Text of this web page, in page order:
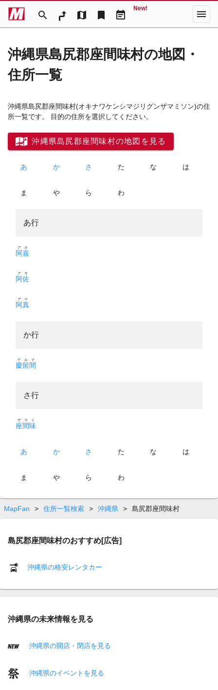
search map bookmark event_note
New! menu
沖縄県島尻郡座間味村の地図・
住所一覧
沖縄県島尻郡座間味村(オキナワケンシマジリグンザマミソン)の住
所一覧です。 目的の住所を選択してください。
沖縄県島尻郡座間味村の地図を見る
あ か さ た な は
ま や ら わ
あ行
阿嘉
アカ
阿佐
アサ
阿真
アマ
か行
慶留間
ゲルマ
さ行
座間味
ザマミ
あ か さ た な は
ま や ら わ
MapFan > 住所一覧検索 > 沖縄県 > 島尻郡座間味村
島尻郡座間味村のおすすめ[広告]
沖縄県の格安レンタカー
沖縄県の未来情報を見る
沖縄県の開店・閉店を見る
沖縄県のイベントを見る